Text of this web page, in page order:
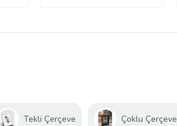
Tekli Çerçeve Çoklu Çerçeve